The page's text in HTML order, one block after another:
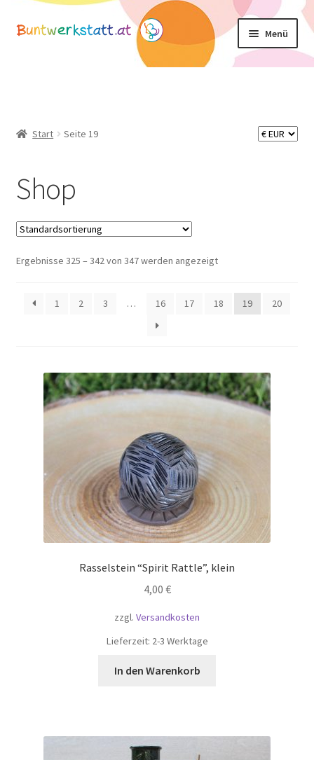
Zur
Zum
Menü
Warenkorb
Basteltipps
Start Seite 19
Shop
Ergebnisse 325 – 342 von 347 werden angezeigt
1 2 3 … 16 17 18 19 20
Rasselstein “Spirit Rattle”, klein
4,00 €
zzgl. Versandkosten
Lieferzeit: 2-3 Werktage
In den Warenkorb